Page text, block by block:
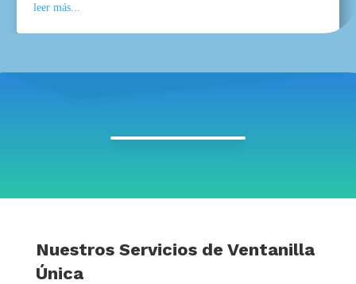
leer más...
Nuestros Servicios de Ventanilla
Única